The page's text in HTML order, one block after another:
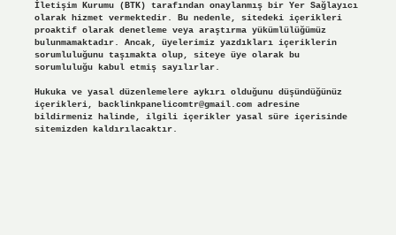
İletişim Kurumu (BTK) tarafından onaylanmış bir Yer Sağlayıcı
olarak hizmet vermektedir. Bu nedenle, sitedeki içerikleri
proaktif olarak denetleme veya araştırma yükümlülüğümüz
bulunmamaktadır. Ancak, üyelerimiz yazdıkları içeriklerin
sorumluluğunu taşımakta olup, siteye üye olarak bu
sorumluluğu kabul etmiş sayılırlar.
Hukuka ve yasal düzenlemelere aykırı olduğunu düşündüğünüz
içerikleri, backlinkpanelicomtr@gmail.comadresine
bildirmeniz halinde, ilgili içerikler yasal süre içerisinde
sitemizden kaldırılacaktır.